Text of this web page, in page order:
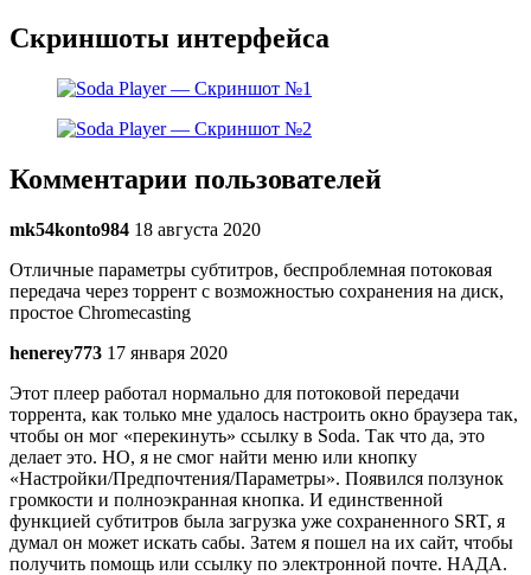
Скриншоты интерфейса
Комментарии пользователей
mk54konto984 18 августа 2020
Отличные параметры субтитров, беспроблемная потоковая
передача через торрент с возможностью сохранения на диск,
простое Chromecasting
henerey773 17 января 2020
Этот плеер работал нормально для потоковой передачи
торрента, как только мне удалось настроить окно браузера так,
чтобы он мог «перекинуть» ссылку в Soda. Так что да, это
делает это. НО, я не смог найти меню или кнопку
«Настройки/Предпочтения/Параметры». Появился ползунок
громкости и полноэкранная кнопка. И единственной
функцией субтитров была загрузка уже сохраненного SRT, я
думал он может искать сабы. Затем я пошел на их сайт, чтобы
получить помощь или ссылку по электронной почте. НАДА.